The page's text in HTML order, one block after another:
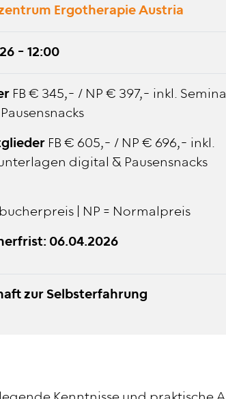
Ergotherapie Austria
- 12:00
FB € 345,- / NP € 397,- inkl.
FB € 605,- / NP € 696,- inkl.
digital & Pausensnacks
| NP = Normalpreis
06.04.2026
zur Selbsterfahrung